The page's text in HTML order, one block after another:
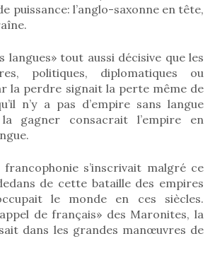
puissance: l’anglo-saxonne en tête,
langues» tout aussi décisive que les
politiques, diplomatiques ou
la perdre signait la perte même de
n’y a pas d’empire sans langue
gagner consacrait l’empire en
s’inscrivait malgré ce
de cette bataille des empires
le monde en ces siècles.
de français» des Maronites, la
dans les grandes manœuvres de